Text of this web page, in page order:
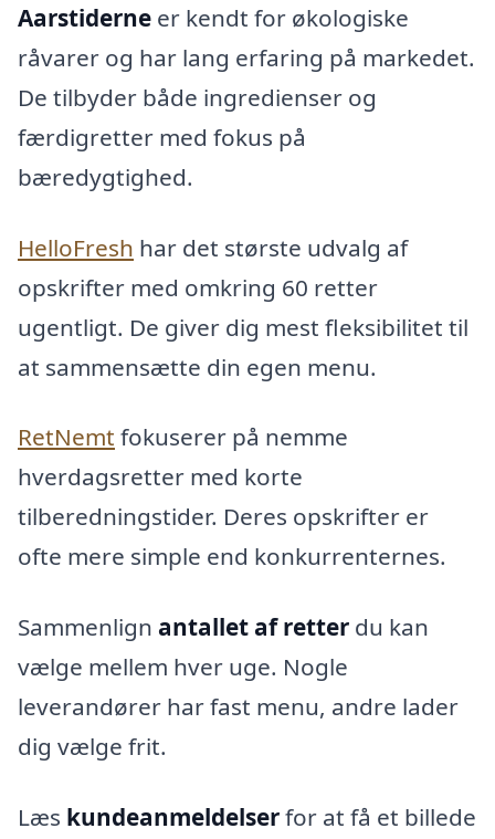
Aarstiderne er kendt for økologiske
råvarer og har lang erfaring på markedet.
De tilbyder både ingredienser og
færdigretter med fokus på
bæredygtighed.
HelloFresh har det største udvalg af
opskrifter med omkring 60 retter
ugentligt. De giver dig mest fleksibilitet til
at sammensætte din egen menu.
RetNemt fokuserer på nemme
hverdagsretter med korte
tilberedningstider. Deres opskrifter er
ofte mere simple end konkurrenternes.
Sammenlign antallet af retter du kan
vælge mellem hver uge. Nogle
leverandører har fast menu, andre lader
dig vælge frit.
Læs kundeanmeldelserfor at få et billede